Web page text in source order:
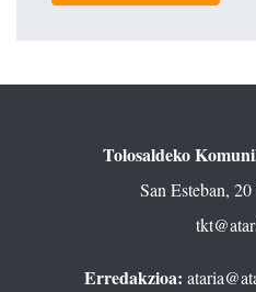
Tolosaldeko
San Esteban,
Erredakzioa: